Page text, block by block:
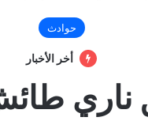
حوادث
أخر الأخبار